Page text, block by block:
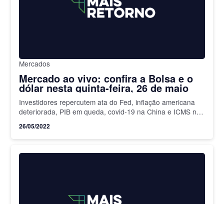
Mercados
Mercado ao vivo: confira a Bolsa e o
dólar nesta quinta-feira, 26 de maio
Investidores repercutem ata do Fed, inflação americana
deteriorada, PIB em queda, covid-19 na China e ICMS no
26/05/2022